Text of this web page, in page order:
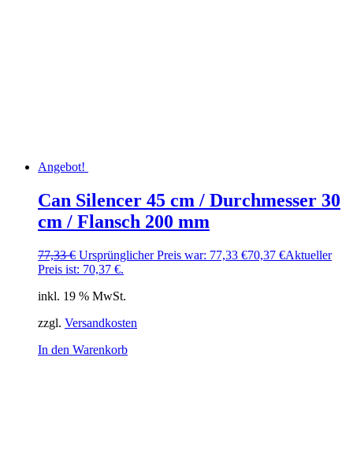
Angebot!
Can Silencer 45 cm / Durchmesser 30
cm / Flansch 200 mm
77,33€ Ursprünglicher Preis war: 77,33 €70,37 €Aktueller
Preis ist: 70,37 €.
inkl. 19 % MwSt.
zzgl. Versandkosten
In den Warenkorb